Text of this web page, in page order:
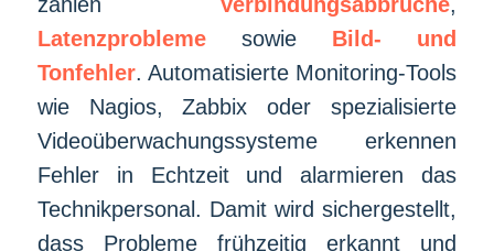
Latenzproblemesowie Bild- und
Tonfehler. Automatisierte Monitoring-Tools
wie Nagios, Zabbix oder spezialisierte
Videoüberwachungssysteme erkennen
Fehler in Echtzeit und alarmieren das
Technikpersonal. Damit wird sichergestellt,
dass Probleme frühzeitig erkannt und